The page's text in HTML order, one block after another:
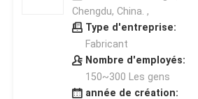
Chengdu, China. ,
Type d'entreprise:
Fabricant
Nombre d'employés:
150~300 Les gens
année de création: